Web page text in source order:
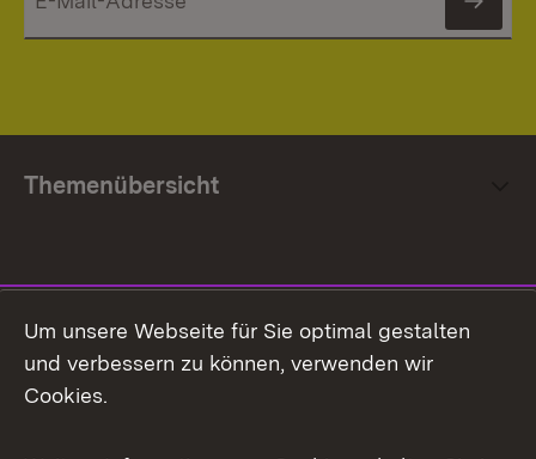
Themenübersicht
Facebook
Um unsere Webseite für Sie optimal gestalten
und verbessern zu können, verwenden wir
Cookies.